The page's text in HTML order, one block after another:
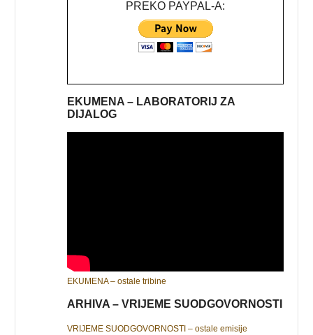
PREKO PAYPAL-A:
EKUMENA – LABORATORIJ ZA
DIJALOG
EKUMENA – ostale tribine
ARHIVA – VRIJEME SUODGOVORNOSTI
VRIJEME SUODGOVORNOSTI – ostale emisije